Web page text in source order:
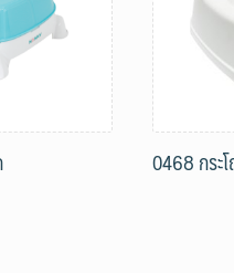
0468 กระ